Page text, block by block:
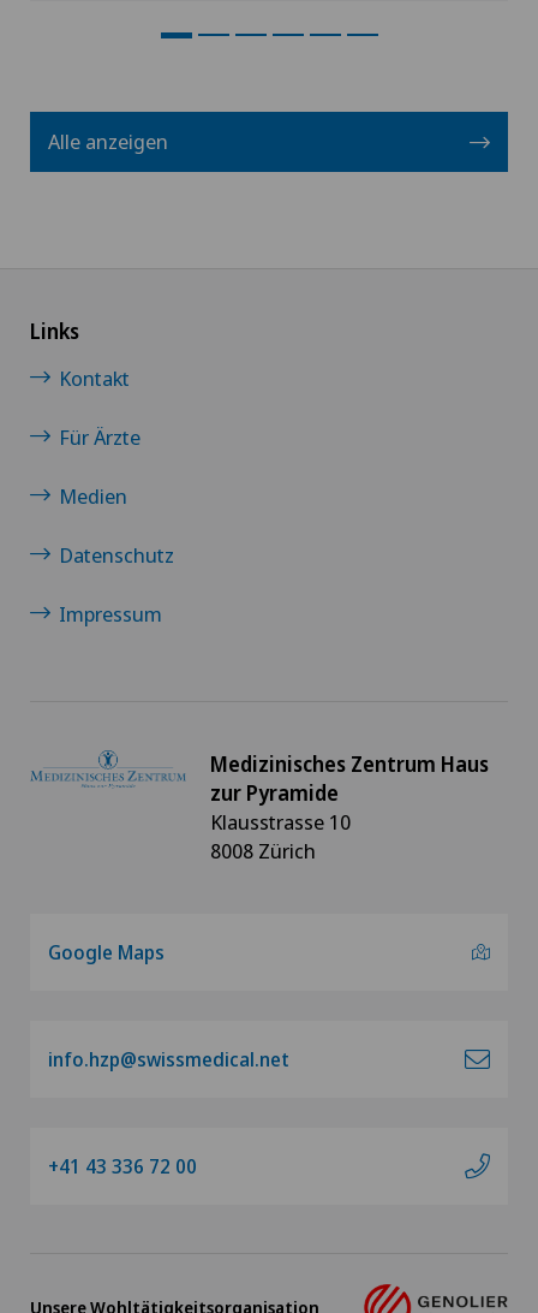
Alle anzeigen
Links
Kontakt
Für Ärzte
Medien
Datenschutz
Impressum
Medizinisches Zentrum Haus
zur Pyramide
Klausstrasse 10
8008 Zürich
Google Maps
info.hzp@swissmedical.net
+41 43 336 72 00
Unsere Wohltätigkeitsorganisation